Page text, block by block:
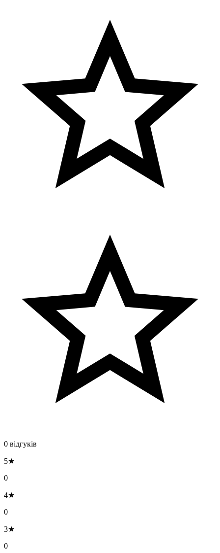
0 відгуків
5★
0
4★
0
3★
0